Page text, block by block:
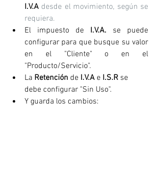
I.V.A desde el movimiento, según se
requiera.
El impuesto de I.V.A. se puede
configurar para que busque su valor
en el "Cliente" o en el
"Producto/Servicio".
La Retención de I.V.A e I.S.R se
debe configurar "Sin Uso".
Y guarda los cambios: